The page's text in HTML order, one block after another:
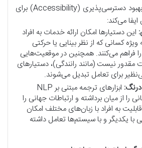
NLP نقش حیاتی در بهبود دسترسی‌پذیری (Accessibility) برای
می‌کند:
این دستیارها امکان ارائه خدمات به افراد
ویژه کسانی که از نظر بینایی یا حرکتی
فراهم می‌کنند. همچنین در موقعیت‌هایی
مقدور نیست (مانند رانندگی)، دستیارهای
برای تعامل تبدیل می‌شوند.
ابزارهای ترجمه مبتنی بر NLP
را از میان برداشته و ارتباطات جهانی را
به افراد با زبان‌های مختلف امکان
با یکدیگر و با سیستم‌ها تعامل داشته